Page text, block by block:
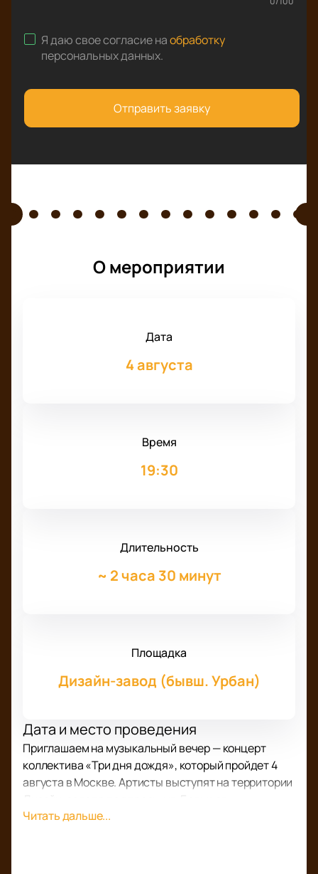
Я даю свое согласие наобработку
персональных данных.
Отправить заявку
О мероприятии
Дата
4 августа
Время
19:30
Длительность
~ 2 часа 30 минут
Площадка
Дизайн-завод (бывш. Урбан)
Дата и место проведения
Приглашаем на музыкальный вечер — концерт
коллектива «Три дня дождя», который пройдет 4
августа в Москве. Артисты выступят на территории
Новодмитровская, дом 36. Гости смогут
Читать дальше...